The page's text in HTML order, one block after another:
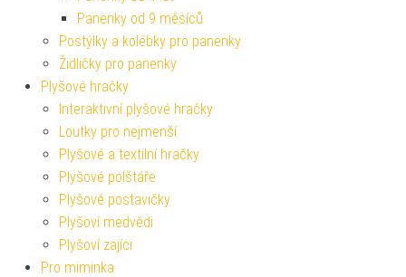
Panenky od 9 měsíců
Postýlky a kolébky pro panenky
Židličky pro panenky
Plyšové hračky
Interaktivní plyšové hračky
Loutky pro nejmenší
Plyšové a textilní hračky
Plyšové polštáře
Plyšové postavičky
Plyšoví medvědi
Plyšoví zajíci
Pro miminka